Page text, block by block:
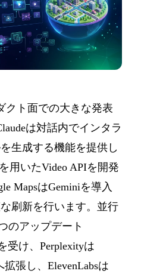
クト面での大きな発表
は対話内でインタラ
生成する機能を提供し
用いたVideo APIを開発
MapsはGeminiを導入
刷新を行います。並行
のアップデート
受け、Perplexityは
拡張し、ElevenLabsは